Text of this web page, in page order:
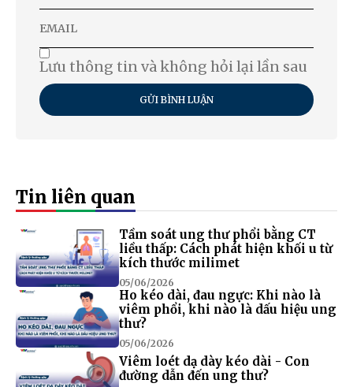
Lưu thông tin và không hỏi lại lần sau
GỬI BÌNH LUẬN
Tin liên quan
Tầm soát ung thư phổi bằng CT
liều thấp: Cách phát hiện khối u từ
kích thước milimet
05/06/2026
Ho kéo dài, đau ngực: Khi nào là
viêm phổi, khi nào là dấu hiệu ung
thư?
05/06/2026
Viêm loét dạ dày kéo dài - Con
đường dẫn đến ung thư?